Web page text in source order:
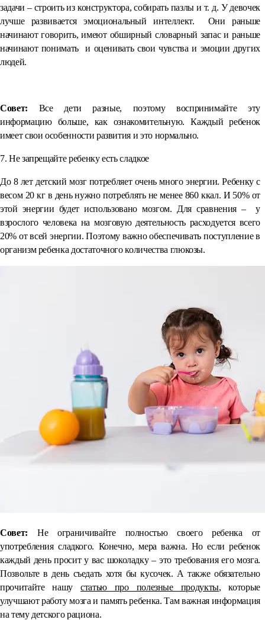
задачи – строить из конструктора, собирать пазлы и т. д. У девочек
лучше развивается эмоциональный интеллект. Они раньше
начинают говорить, имеют обширный словарный запас и раньше
начинают понимать и оценивать свои чувства и эмоции других
людей.
Совет: Все дети разные, поэтому воспринимайте эту
информацию больше, как ознакомительную. Каждый ребенок
имеет свои особенности развития и это нормально.
7. Не запрещайте ребенку есть сладкое
До 8 лет детский мозг потребляет очень много энергии. Ребенку с
весом 20 кг в день нужно потреблять не менее 860 ккал. И 50% от
этой энергии будет использовано мозгом. Для сравнения – у
взрослого человека на мозговую деятельность расходуется всего
20% от всей энергии. Поэтому важно обеспечивать поступление в
организм ребенка достаточного количества глюкозы.
Совет: Не ограничивайте полностью своего ребенка от
употребления сладкого. Конечно, мера важна. Но если ребенок
каждый день просит у вас шоколадку – это требования его мозга.
Позвольте в день съедать хотя бы кусочек. А также обязательно
прочитайте нашу статью про полезные продукты, которые
улучшают работу мозга и память ребенка. Там важная информация
на тему детского рациона.